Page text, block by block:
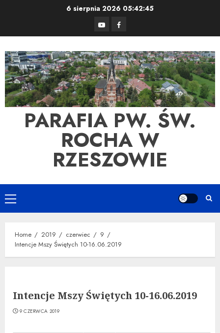
6 sierpnia 2026 05:42:46
YouTubeFacebook
PARAFIA PW. ŚW.
ROCHA W
RZESZOWIE
Primary
Menu
Home 2019 czerwiec
9
Intencje Mszy Świętych 10-16.06.2019
Intencje Mszy Świętych 10-16.06.2019
9 CZERWCA 2019